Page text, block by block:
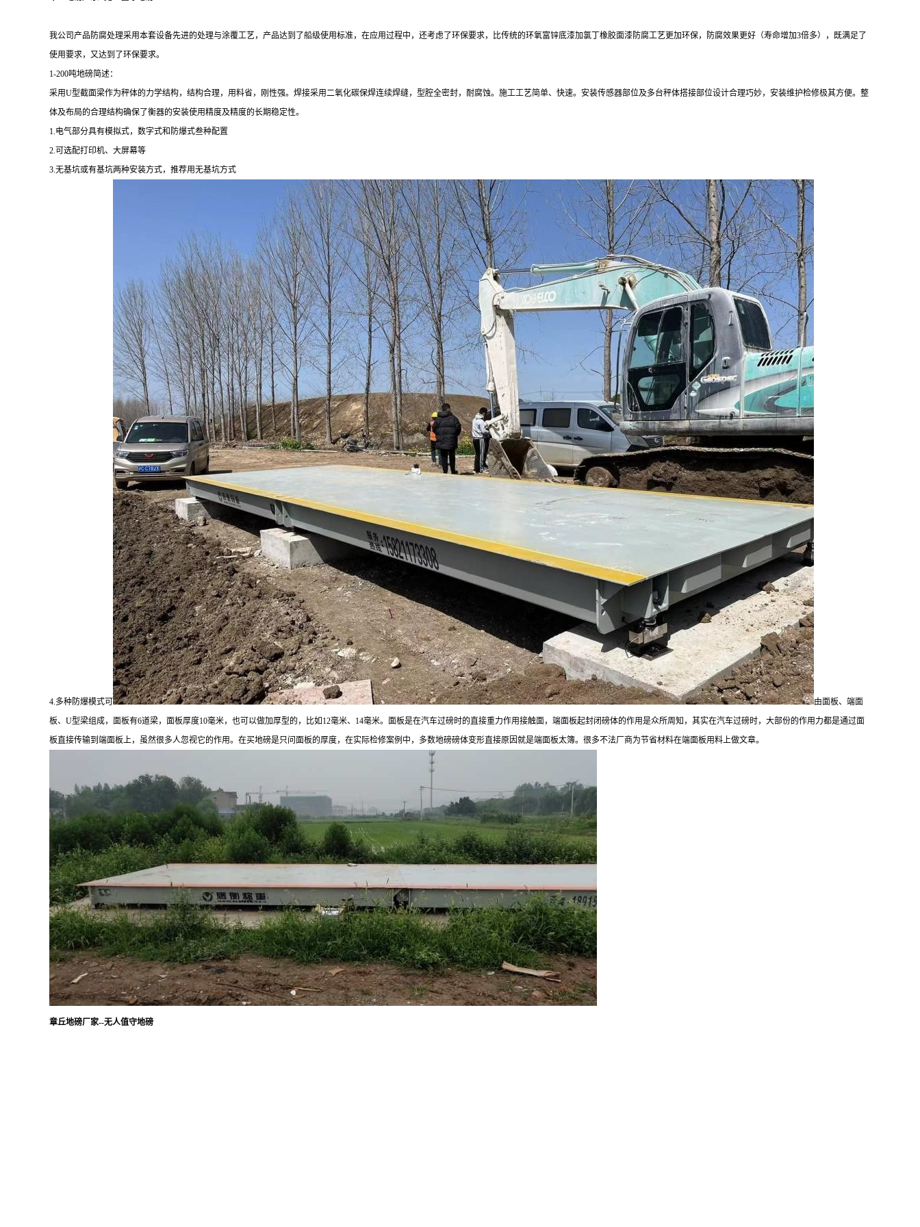
我公司产品防腐处理采用本套设备先进的处理与涂覆工艺，产品达到了船级使用标准， 在应用过程中，还考虑了环保要求，比传统的环氧富锌底漆加氯丁橡胶面漆防腐工艺更加环保，防腐效果更好（寿命增加3倍多），既满足了
使用要求，又达到了环保要求。
1-200吨地磅简述：
采用U型截面梁作为秤体的力学结构，结构合理，用料省，刚性强。焊接采用二氧化碳保焊连续焊缝，型腔全密封，耐腐蚀。施工工艺简单、快速。安装传感器部位及多台秤体搭接部位设计合理巧妙，安装维护检修极其方便。整
体及布局的合理结构确保了衡器的安装使用精度及精度的长期稳定性。
1.电气部分具有模拟式，数字式和防爆式叁种配置
2.可选配打印机、大屏幕等
3.无基坑或有基坑两种安装方式，推荐用无基坑方式
4.多种防爆模式可
由面板、端面
板、 U型梁组成，面板有6道梁，面板厚度10毫米，也可以做加厚型的，比如12毫米、14毫米。 面板是在汽车过磅时的直接重力作用接触面，端面板起封闭磅体的作用是众所周知，其实在汽车过磅时，大部份的作用力都是通过面
板直接传输到端面板上，虽然很多人忽视它的作用。在买地磅是只问面板的厚度，在实际检修案例中，多数地磅磅体变形直接原因就是端面板太簿。很多不法厂商为节省材料在端面板用料上做文章。
章丘地磅厂家--无人值守地磅